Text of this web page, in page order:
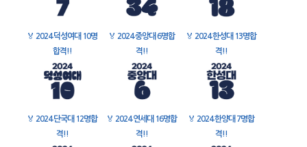
🏅 2024 덕성여대 10명
합격!!
🏅 2024 중앙대 6명합
격!!
🏅 2024 한성대 13명합
격!!
🏅 2024 단국대 12명합
격!!
🏅 2024 연세대 16명합
격!!
🏅 2024 한양대 7명합
격!!